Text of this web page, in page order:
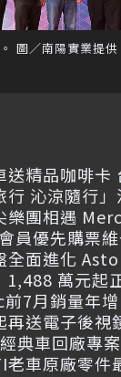
圖／南陽實業提供
送精品咖啡卡
行 沁涼隨行」
樂團相遇
員優先購票
全面進化
1,488 萬元起
7月銷量年
再送電子後視
典車回廠專
車原廠零件